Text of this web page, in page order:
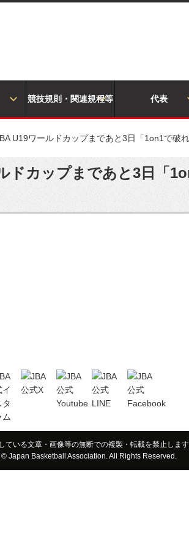
競技規則・関連規程等 代表
U19ワールドカップまであと3日「1on1で破
ドカップまであと3日「
ている文章・画像等の無断での複製・転載を禁止します
Japan Basketball Association. All Rights Reserved.